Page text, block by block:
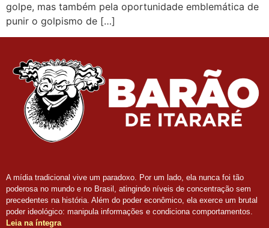
golpe, mas também pela oportunidade emblemática de
punir o golpismo de […]
A mídia tradicional vive um paradoxo. Por um lado, ela nunca foi tão
poderosa no mundo e no Brasil, atingindo níveis de concentração sem
precedentes na história. Além do poder econômico, ela exerce um brutal
poder ideológico: manipula informações e condiciona comportamentos.
Leia na íntegra